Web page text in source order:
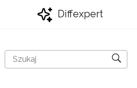
Diffexpert